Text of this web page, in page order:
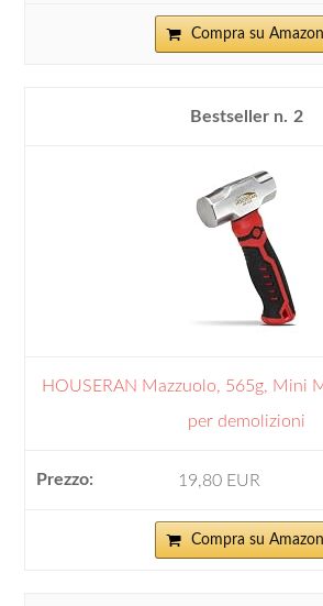
Compra su Amazon
2
HOUSERAN Mazzuolo, 565g, Mini
per demolizioni
19,80 EUR
Compra su Amazon